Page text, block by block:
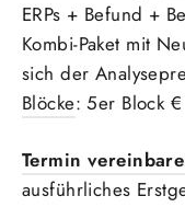
ERPs + Befund +
Kombi-Paket mit
sich der
Blöcke: 5er Block
Termin
ausführliches